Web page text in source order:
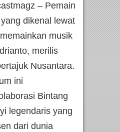
– Pemain
dikenal lewat
musik
merilis
Nusantara.
ini
Bintang
legendaris yang
dari dunia